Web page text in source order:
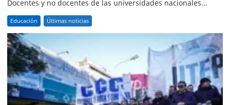
Docentes y no docentes de las universidades nacionales...
Educación Últimas noticias